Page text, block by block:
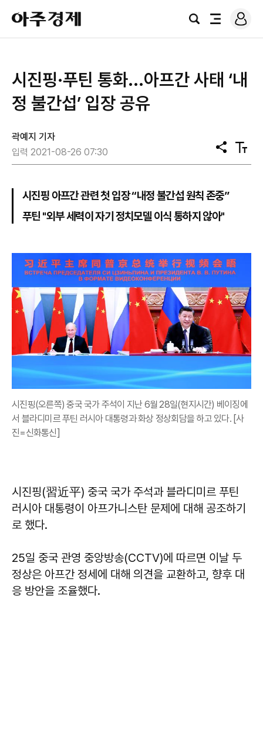
아
주
경
검
전
로
그
시진핑·푸틴 통화...아프간 사태 ‘내
정 불간섭’ 입장 공유
곽예지 기자
입력 2021-08-26 07:30
공
유
텍
스
시진핑 아프간 관련 첫 입장 “내정 불간섭 원칙 존중”
푸틴 "외부 세력이 자기 정치모델 이식 통하지 않아"
시진핑(오른쪽) 중국 국가 주석이 지난 6월 28일(현지시간) 베이징에
서 블라디미르 푸틴 러시아 대통령과 화상 정상회담을 하고 있다. [사
진=신화통신]
시진핑(習近平) 중국 국가 주석과 블라디미르 푸틴
러시아 대통령이 아프가니스탄 문제에 대해 공조하기
로 했다.
25일 중국 관영 중앙방송(CCTV)에 따르면 이날 두
정상은 아프간 정세에 대해 의견을 교환하고, 향후 대
응 방안을 조율했다.